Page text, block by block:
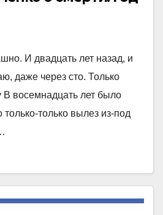
И двадцать лет назад, и
даже через сто. Только
восемнадцать лет было
только вылез из-под